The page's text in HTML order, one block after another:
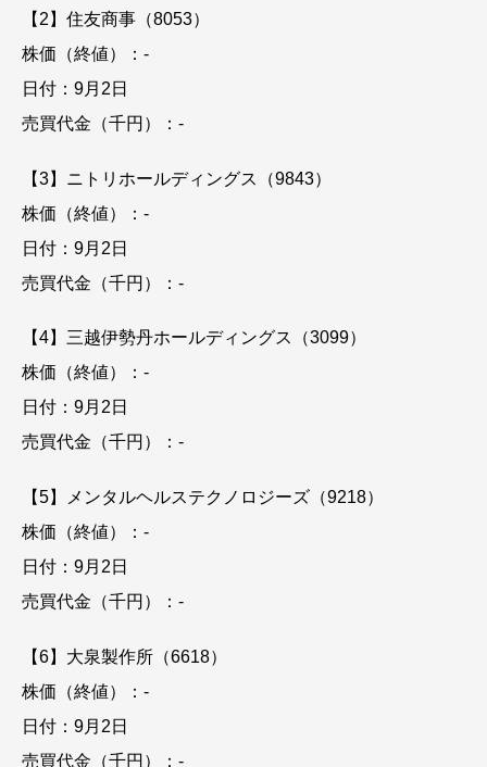
【2】住友商事（8053）
株価（終値）：-
日付：9月2日
売買代金（千円）：-
【3】ニトリホールディングス（9843）
株価（終値）：-
日付：9月2日
売買代金（千円）：-
【4】三越伊勢丹ホールディングス（3099）
株価（終値）：-
日付：9月2日
売買代金（千円）：-
【5】メンタルヘルステクノロジーズ（9218）
株価（終値）：-
日付：9月2日
売買代金（千円）：-
【6】大泉製作所（6618）
株価（終値）：-
日付：9月2日
売買代金（千円）：-